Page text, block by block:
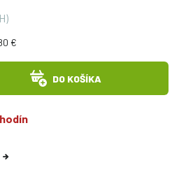
€
DO KOŠÍKA